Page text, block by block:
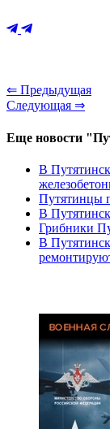
⇐ Предыдущая
Следующая ⇒
Еще новости
В
Путятинцы
В
Грибники
В